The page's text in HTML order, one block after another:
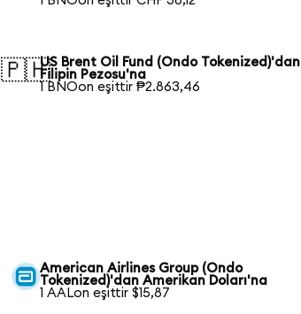
🇵🇭US Brent Oil Fund (Ondo Tokenized)'dan
Filipin Pezosu'na
1 BNOon eşittir ₱2.863,46
American Airlines Group (Ondo
Tokenized)'dan Amerikan Doları'na
1 AALon eşittir $15,87